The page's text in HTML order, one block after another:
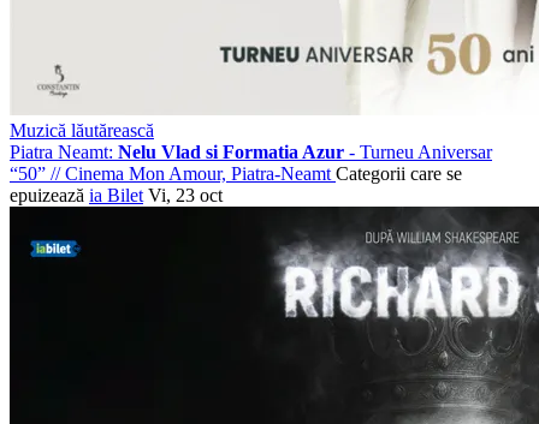
Muzică lăutărească
Piatra Neamt: Nelu Vlad si Formatia Azur - Turneu Aniversar
“50” //Cinema Mon Amour, Piatra-Neamt Categorii care se
epuizează ia Bilet Vi, 23 oct